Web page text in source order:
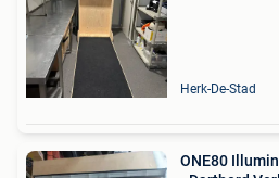
Herk-De-Stad
ONE80